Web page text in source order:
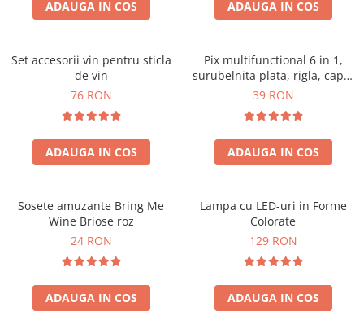
ADAUGA IN COS ADAUGA IN COS
Set accesorii vin pentru sticla
de vin
76 RON
ADAUGA IN COS
Pix multifunctional 6 in 1,
surubelnita plata, rigla, capat
touchscreen, nivela cu bula
39 RON
ADAUGA IN COS
Sosete amuzante Bring Me
Wine Briose roz
24 RON
ADAUGA IN COS
Lampa cu LED-uri in Forme
Colorate
129 RON
ADAUGA IN COS